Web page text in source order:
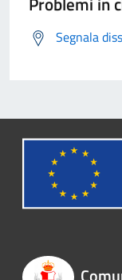
Segnala